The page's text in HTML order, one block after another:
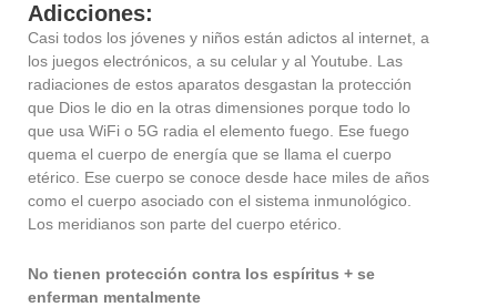
Adicciones:
Casi todos los jóvenes y niños están adictos al internet, a
los juegos electrónicos, a su celular y al Youtube. Las
radiaciones de estos aparatos desgastan la protección
que Dios le dio en la otras dimensiones porque todo lo
que usa WiFi o 5G radia el elemento fuego. Ese fuego
quema el cuerpo de energía que se llama el cuerpo
etérico. Ese cuerpo se conoce desde hace miles de años
como el cuerpo asociado con el sistema inmunológico.
Los meridianos son parte del cuerpo etérico.
No tienen protección contra los espíritus + se
enferman mentalmente